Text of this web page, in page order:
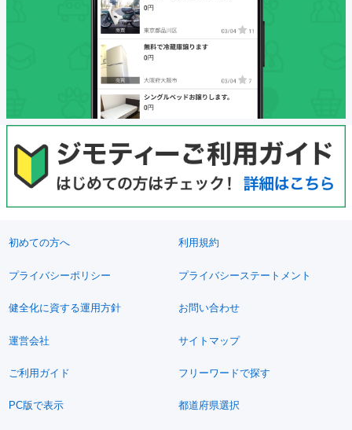
初めての方へ 利用規約
プライバシーポリシー プライバシーステートメント
健全化に資する運用方針 お問い合わせ
運営会社 サイトマップ
ご利用ガイド フリーワードで探す
PC版で表示 都道府県選択